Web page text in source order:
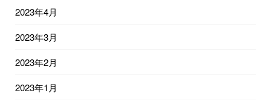
2023年4月
2023年3月
2023年2月
2023年1月